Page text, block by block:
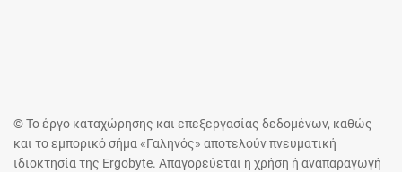
© Το έργο καταχώρησης και επεξεργασίας δεδομένων, καθώς
και το εμπορικό σήμα «Γαληνός» αποτελούν πνευματική
ιδιοκτησία της Ergobyte. Απαγορεύεται η χρήση ή αναπαραγωγή